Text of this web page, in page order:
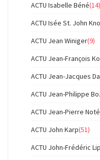
ACTU Isabelle Béné(14)
ACTU Isée St. John
ACTU Jean Winiger(9)
ACTU Jean-François
ACTU Jean-Jacques
ACTU Jean-Philippe
ACTU Jean-Pierre Noté
ACTU John Karp(51)
ACTU John-Frédéric